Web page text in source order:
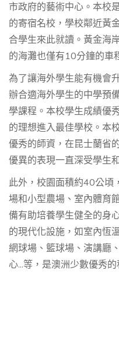
市政府的藝術中心。本校
的寄宿名校，學校鄰近黃
合學生來此就讀。黃金海
的海灘也僅有10分鐘的車
為了讓海外學生能有機會
辦合適海外學生的中學預
學課程。本校學生成績優
的理想進入最佳學校。本
優秀的師資，在昆士蘭省
優異的表現一直深受學生
此外，校園面積約40公頃
場和小型農場、室內體育
備有助培養學生健全的身
的現代化設施，如室內恆
網球場、籃球場、演講廳
心...等，是澳洲少數優秀